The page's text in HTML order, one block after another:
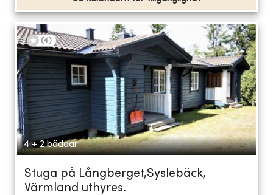
(4)
4 + 2 bäddar
Stuga på Långberget,Syslebäck,
Värmland uthyres.